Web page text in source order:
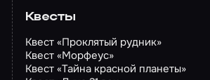
Квесты
Квест «Проклятый рудник»
Квест «Морфеус»
Квест «Тайна красной планеты»